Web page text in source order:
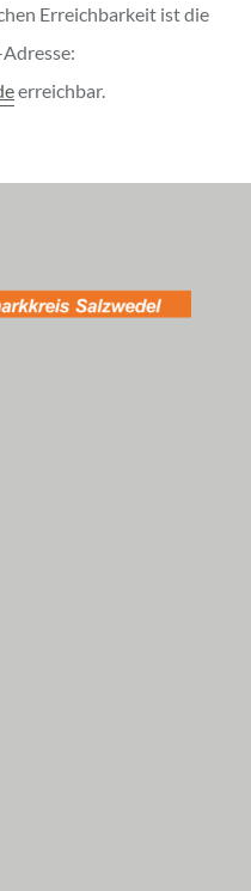
Erreichbarkeit ist die
erreichbar.